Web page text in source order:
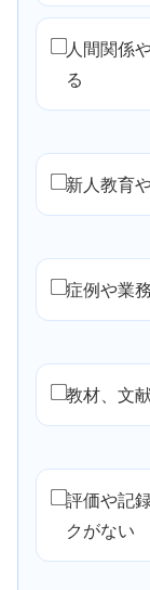
人間関係
る
新人教育
症例や業
教材、文
評価や記
クがない